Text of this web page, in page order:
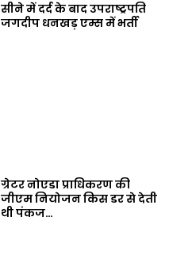
सीने में दर्द के बाद उपराष्ट्रपति
जगदीप धनखड़ एम्स में भर्ती
ग्रेटर नोएडा प्राधिकरण की
जीएम नियोजन किस डर से देती
थी पंकज…